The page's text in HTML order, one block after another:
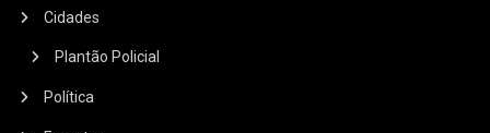
Cidades
Plantão Policial
Política